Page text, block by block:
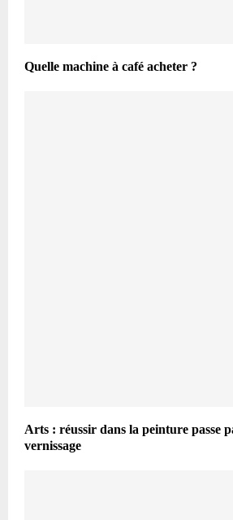
Quelle machine à café acheter ?
Arts : réussir dans la peinture passe
vernissage